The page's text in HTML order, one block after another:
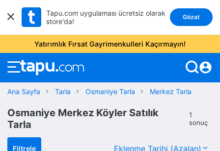
Tapu.com uygulaması ücretsiz olarak
store'da!
Gözat
Yatırımlık Fırsat Gayrimenkulleri Kaçırmayın!
account_circle
Ana Sayfa Tarla Osmaniye Tarla Merkez Tarla
Osmaniye Merkez Köyler Satılık
Tarla
1
sonuç
Filtrele